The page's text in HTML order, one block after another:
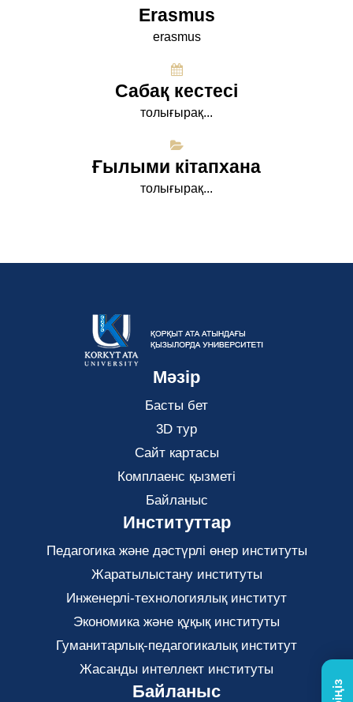
Erasmus
erasmus
Сабақ кестесі
толығырақ...
Ғылыми кітапхана
толығырақ...
Мәзір
Басты бет
3D тур
Сайт картасы
Комплаенс қызметі
Байланыс
Институттар
Педагогика және дәстүрлі өнер институты
Жаратылыстану институты
Инженерлі-технологиялық институт
Экономика және құқық институты
Гуманитарлық-педагогикалық институт
Жасанды интеллект институты
Байланыс